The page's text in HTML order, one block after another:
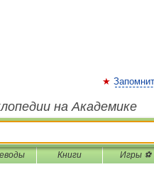
на Академике
Книги Игры ⚽